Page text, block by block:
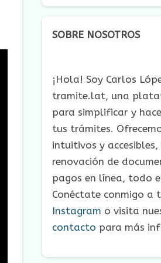
SOBRE NOSOTROS
¡Hola! Soy Carlos
tramite.lat, una
para simplificar y
tus trámites.
intuitivos y accesibles,
renovación de
pagos en línea, todo
Conéctate conmigo a
Instagram o visita
contacto para más